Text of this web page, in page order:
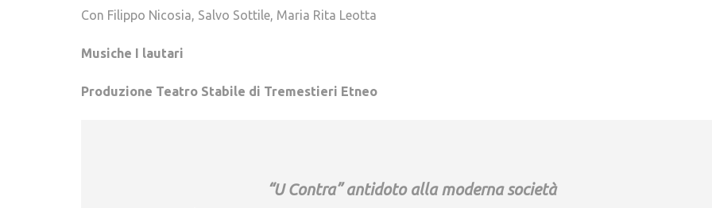
Con Filippo Nicosia, Salvo Sottile, Maria Rita Leotta
Musiche I lautari
Produzione Teatro Stabile di Tremestieri Etneo
“U Contra” antidoto alla moderna società